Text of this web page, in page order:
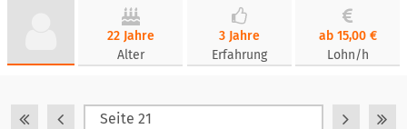
22 Jahre
Alter
3 Jahre
Erfahrung
ab 15,00 €
Lohn/h